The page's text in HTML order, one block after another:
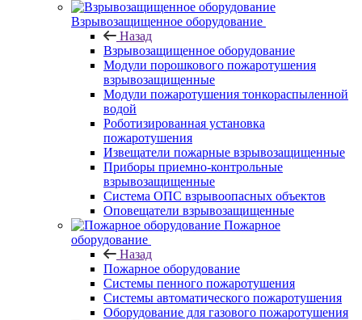
Взрывозащищенное оборудование
Назад
Взрывозащищенное оборудование
Модули порошкового пожаротушения
взрывозащищенные
Модули пожаротушения тонкораспыленной
водой
Роботизированная установка
пожаротушения
Извещатели пожарные взрывозащищенные
Приборы приемно-контрольные
взрывозащищенные
Система ОПС взрывоопасных объектов
Оповещатели взрывозащищенные
Пожарное
оборудование
Назад
Пожарное оборудование
Системы пенного пожаротушения
Системы автоматического пожаротушения
Оборудование для газового пожаротушения